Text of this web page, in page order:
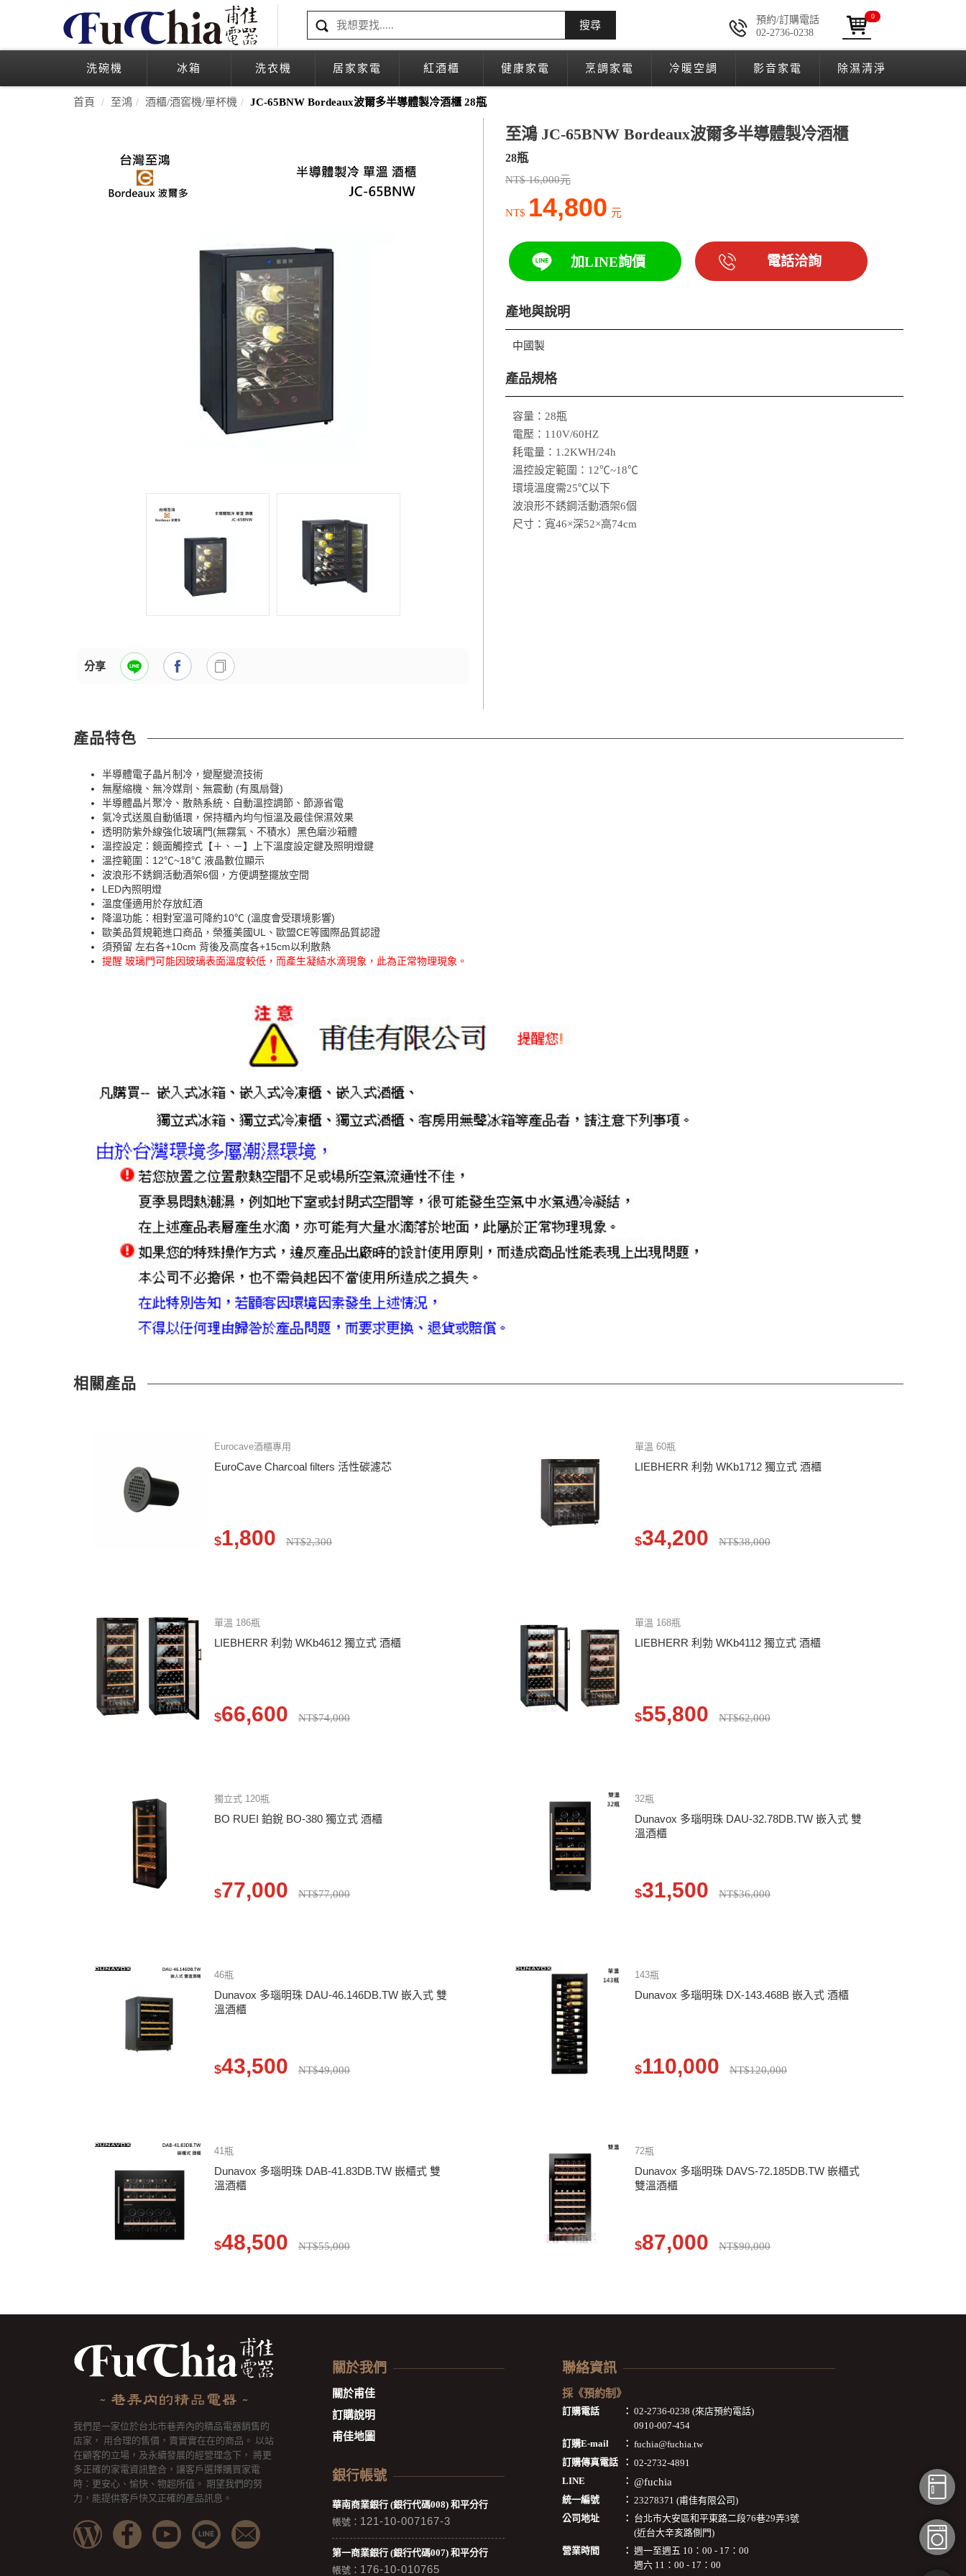
搜尋
預約/訂購電話
02-2736-0238
0
洗碗機 冰箱 洗衣機 居家家電 紅酒櫃 健康家電 烹調家電 冷暖空調 影音家電 除濕清淨
首頁 至鴻 酒櫃/酒窖機/單杯機 JC-65BNW Bordeaux波爾多半導體製冷酒櫃 28瓶
分享
至鴻 JC-65BNW Bordeaux波爾多半導體製冷酒櫃
28瓶
NT$ 16,000元
NT$ 14,800 元
加LINE詢價 電話洽詢
產地與說明
中國製
產品規格
容量：28瓶
電壓：110V/60HZ
耗電量：1.2KWH/24h
溫控設定範圍：12℃~18℃
環境溫度需25℃以下
波浪形不銹鋼活動酒架6個
尺寸：寬46×深52×高74cm
產品特色
半導體電子晶片制冷，變壓變流技術
無壓縮機、無冷媒劑、無震動 (有風扇聲)
半導體晶片聚冷、散熱系統、自動溫控調節、節源省電
氣冷式送風自動循環，保持櫃內均勻恒溫及最佳保濕效果
透明防紫外線強化玻璃門(無霧氣、不積水）黑色磨沙箱體
溫控設定：鏡面觸控式【＋、－】上下溫度設定鍵及照明燈鍵
溫控範圍：12℃~18℃ 液晶數位顯示
波浪形不銹鋼活動酒架6個，方便調整擺放空間
LED內照明燈
溫度僅適用於存放紅酒
降溫功能：相對室溫可降約10℃ (溫度會受環境影響)
歐美品質規範進口商品，榮獲美國UL、歐盟CE等國際品質認證
須預留 左右各+10cm 背後及高度各+15cm以利散熱
提醒 玻璃門可能因玻璃表面溫度較低，而產生凝結水滴現象，此為正常物理現象。
相關產品
Eurocave酒櫃專用
EuroCave Charcoal filters 活性碳濾芯
$1,800 NT$2,300
單溫 60瓶
LIEBHERR 利勃 WKb1712 獨立式 酒櫃
$34,200 NT$38,000
單溫 186瓶
LIEBHERR 利勃 WKb4612 獨立式 酒櫃
$66,600 NT$74,000
單溫 168瓶
LIEBHERR 利勃 WKb4112 獨立式 酒櫃
$55,800 NT$62,000
獨立式 120瓶
BO RUEI 鉑銳 BO-380 獨立式 酒櫃
$77,000 NT$77,000
32瓶
Dunavox 多瑙明珠 DAU-32.78DB.TW 嵌入式 雙
溫酒櫃
$31,500 NT$36,000
46瓶
Dunavox 多瑙明珠 DAU-46.146DB.TW 嵌入式 雙
溫酒櫃
$43,500 NT$49,000
143瓶
Dunavox 多瑙明珠 DX-143.468B 嵌入式 酒櫃
$110,000 NT$120,000
41瓶
Dunavox 多瑙明珠 DAB-41.83DB.TW 嵌櫃式 雙
溫酒櫃
$48,500 NT$55,000
72瓶
Dunavox 多瑙明珠 DAVS-72.185DB.TW 嵌櫃式
雙溫酒櫃
$87,000 NT$90,000
我們是一家位於台北市巷弄內的精品電器銷售的
店家， 用合理的售價，賣實實在在的商品。 以站
在顧客的立場，及永續發展的經營理念下， 將更
多正確的家電資訊整合，讓客戶選擇購買家電
時：更安心、愉快、物超所值。 期望我們的努
力，能提供客戶快又正確的產品訊息。
關於我們
關於甫佳
訂購說明
甫佳地圖
銀行帳號
華南商業銀行 (銀行代碼008) 和平分行
帳號： 121-10-007167-3
第一商業銀行 (銀行代碼007) 和平分行
帳號： 176-10-010765
聯絡資訊
採《預約制》
訂購電話 ： 02-2736-0238 (來店預約電話)
0910-007-454
訂購E-mail
： fuchia@fuchia.tw
訂購傳真電話
： 02-2732-4891
LINE
： @fuchia
統一編號 ： 23278371 (甫佳有限公司)
公司地址
： 台北市大安區和平東路二段76巷29弄3號
(近台大辛亥路側門)
營業時間
： 週一至週五 10：00 - 17：00
週六 11：00 - 17：00